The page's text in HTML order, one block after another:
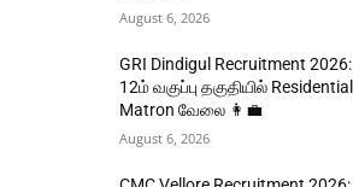
August 6, 2026
GRI Dindigul Recruitment 2026:
12ம் வகுப்பு தகுதியில் Residential
Matron வேலை 👩‍💼
August 6, 2026